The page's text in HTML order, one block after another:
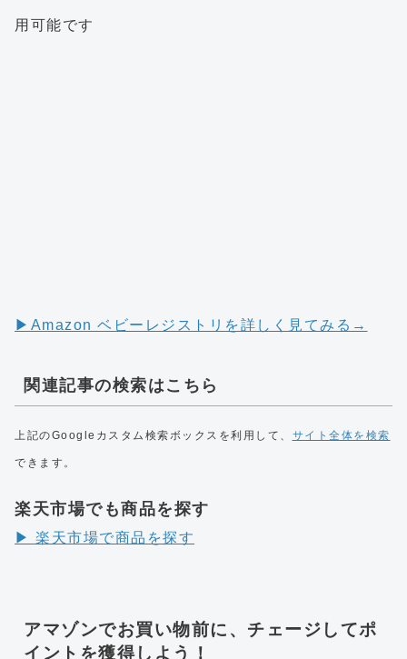
用可能です
▶︎Amazon ベビーレジストリを詳しく見てみる→
関連記事の検索はこちら
上記のGoogleカスタム検索ボックスを利用して、 サイト全体を検索
できます。
楽天市場でも商品を探す
▶︎ 楽天市場で商品を探す
アマゾンでお買い物前に、チェージしてポ
イントを獲得しよう！